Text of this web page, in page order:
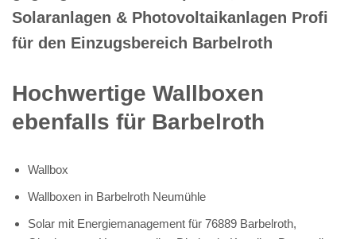
Solaranlagen & Photovoltaikanlagen Profi
für den Einzugsbereich Barbelroth
Hochwertige Wallboxen
ebenfalls für Barbelroth
Wallbox
Wallboxen in Barbelroth Neumühle
Solar mit Energiemanagement für 76889 Barbelroth,